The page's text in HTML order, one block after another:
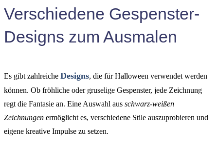
Verschiedene Gespenster-
Designs zum Ausmalen
Es gibt zahlreiche Designs, die für Halloween verwendet werden
können. Ob fröhliche oder gruselige Gespenster, jede Zeichnung
regt die Fantasie an. Eine Auswahl aus schwarz-weißen
Zeichnungen ermöglicht es, verschiedene Stile auszuprobieren und
eigene kreative Impulse zu setzen.